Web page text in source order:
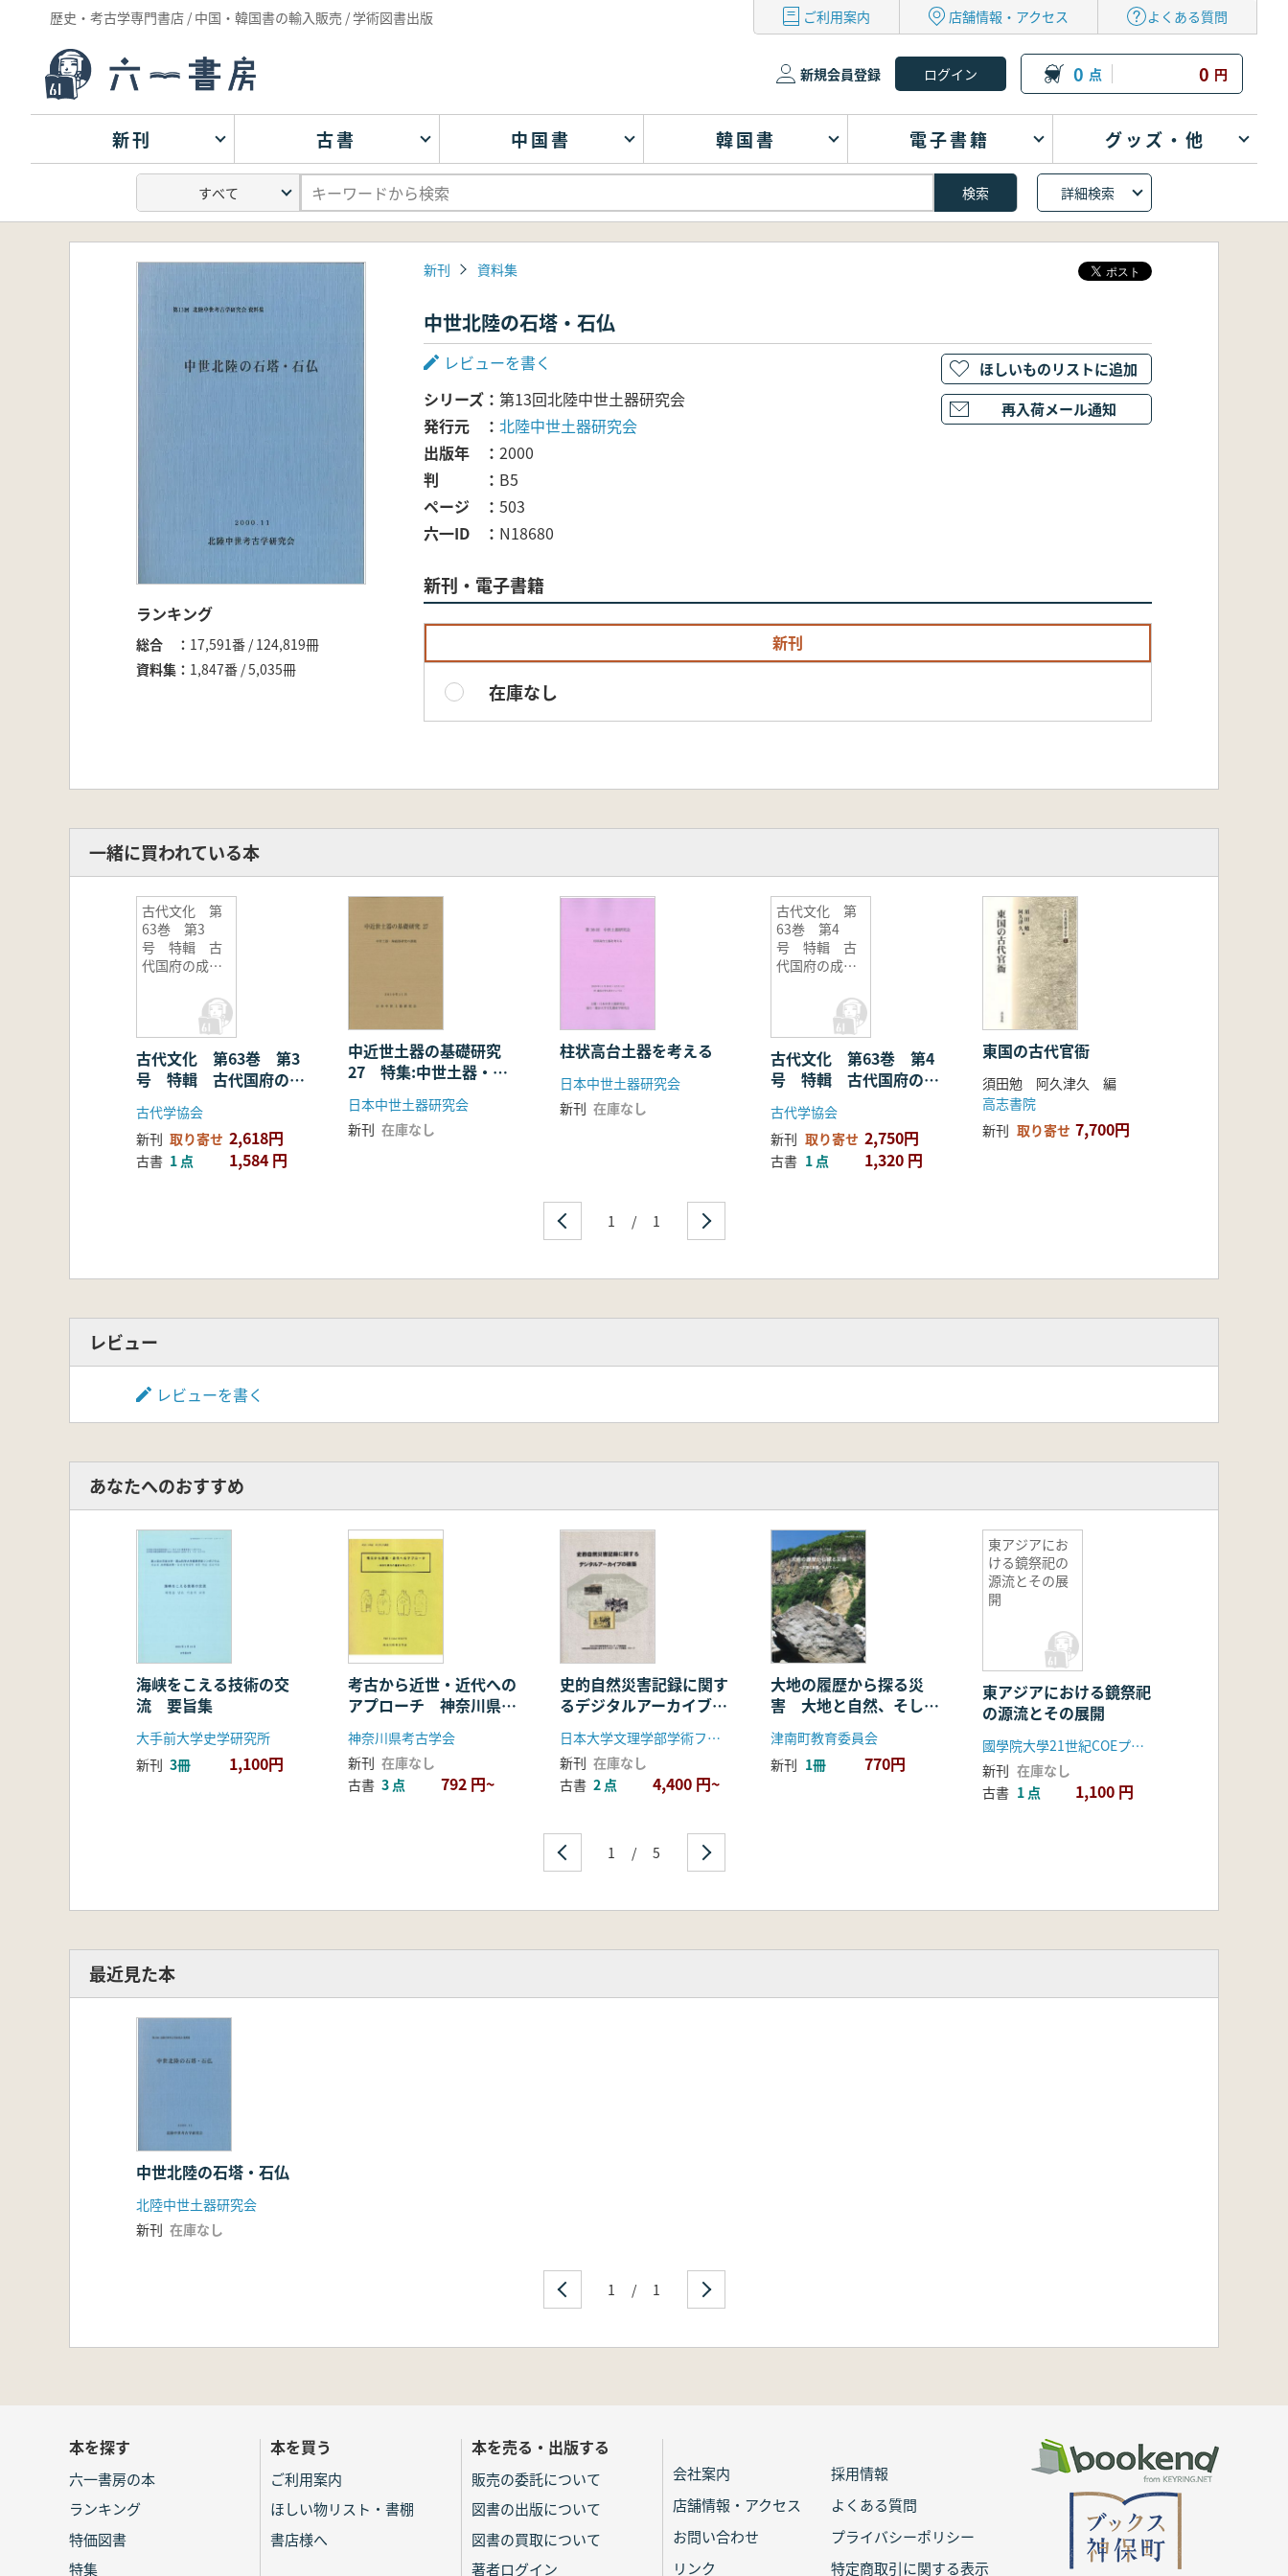
歴史・考古学専門書店 / 中国・韓国書の輸入販売 / 学術図書出版 ご利用案内 店舗情報・アクセス よくある質問
新規会員登録 0 点 0 円
新刊 古書 中国書 韓国書 電子書籍 グッズ・他
詳細検索
ランキング
総合
17,591番 / 124,819冊
資料集
1,847番 / 5,035冊
新刊 資料集
中世北陸の石塔・石仏
レビューを書く
シリーズ
第13回北陸中世土器研究会
発行元
北陸中世土器研究会
出版年
2000
判
B5
ページ
503
六一ID
N18680
新刊・電子書籍
新刊
在庫なし
ほしいものリストに追加
再入荷メール通知
一緒に買われている本
古代文化 第
63巻 第3
号 特輯 古
代国府の成立
古代文化 第63巻 第3
号 特輯 古代国府の成
立をめぐる諸問題(上)
古代学協会
新刊 取り寄せ 2,618円
古書 1 点 1,584 円
中近世土器の基礎研究
27 特集:中世土器・陶
磁器研究の課題
日本中世土器研究会
新刊 在庫なし
柱状高台土器を考える
日本中世土器研究会
新刊 在庫なし
古代文化 第
63巻 第4
号 特輯 古
代国府の成立
古代文化 第63巻 第4
号 特輯 古代国府の成
立をめぐる諸問題(下)
古代学協会
新刊 取り寄せ 2,750円
古書 1 点 1,320 円
東国の古代官衙
須田勉 阿久津久 編
高志書院
新刊 取り寄せ 7,700円
1 / 1
レビュー
レビューを書く
あなたへのおすすめ
海峡をこえる技術の交
流 要旨集
大手前大学史学研究所
新刊 3冊 1,100円
考古から近世・近代への
アプローチ 神奈川県内
の遺跡を中心にして
神奈川県考古学会
新刊 在庫なし
古書 3 点 792 円~
史的自然災害記録に関す
るデジタルアーカイブの
構築
日本大学文理学部学術フロンティア推進事業「史的自然災害記録に関するデジタルアーカイブ」グループ
新刊 在庫なし
古書 2 点 4,400 円~
大地の履歴から探る災
害 大地と自然、そして
人 予稿集
津南町教育委員会
新刊 1冊 770円
東アジアにお
ける鏡祭祀の
源流とその展
開
東アジアにおける鏡祭祀
の源流とその展開
國學院大學21世紀COEプログラム第1グループ考古学班
新刊 在庫なし
古書 1 点 1,100 円
1 / 5
最近見た本
中世北陸の石塔・石仏
北陸中世土器研究会
新刊 在庫なし
1 / 1
本を探す
六一書房の本
ランキング
特価図書
特集
本を買う
ご利用案内
ほしい物リスト・書棚
書店様へ
本を売る・出版する
販売の委託について
図書の出版について
図書の買取について
著者ログイン
会社案内
採用情報
店舗情報・アクセス
よくある質問
お問い合わせ
プライバシーポリシー
リンク
特定商取引に関する表示